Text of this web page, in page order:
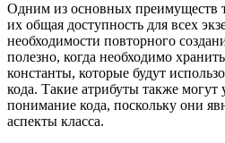
Одним из основных преимуществ
их общая доступность для всех
необходимости повторного
полезно, когда необходимо
константы, которые будут
кода. Такие атрибуты также могут
понимание кода, поскольку они
аспекты класса.